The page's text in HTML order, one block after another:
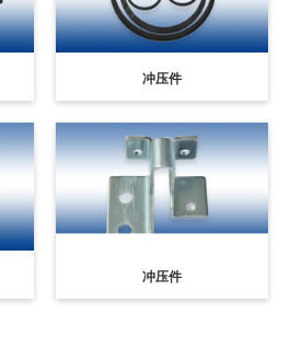
冲压件
冲压件